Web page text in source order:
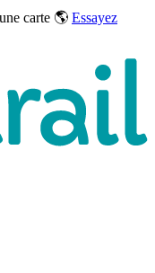
carte 🌎 Essayez